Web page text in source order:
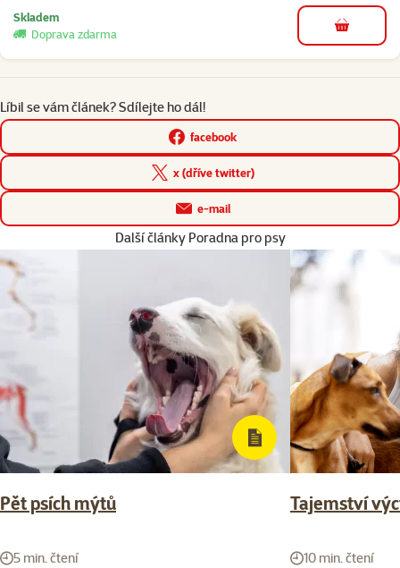
Skladem
Doprava zdarma
do košíku
Líbil se vám článek? Sdílejte ho dál!
facebook
x (dříve twitter)
e-mail
Další články Poradna pro psy
Pět psích mýtů
5 min. čtení
Tajemství
10 min. čtení